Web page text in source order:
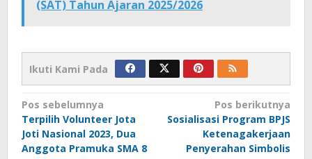
(SAT) Tahun Ajaran 2025/2026
Ikuti Kami Pada
Navigasi
pos
Pos sebelumnya
Terpilih Volunteer Jota
Joti Nasional 2023, Dua
Anggota Pramuka SMA 8
Pos berikutnya
Sosialisasi Program BPJS
Ketenagakerjaan
Penyerahan Simbolis